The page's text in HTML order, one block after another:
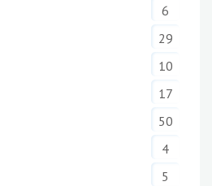
6
29
10
17
50
4
5